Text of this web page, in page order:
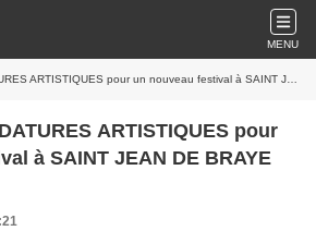
MENU
pour un nouveau festival à SAINT JEAN DE BRAYE en 2017
ARTISTIQUES pour
à SAINT JEAN DE BRAYE